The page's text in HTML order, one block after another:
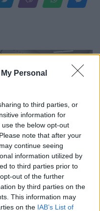
Personal
to third parties, or
information for
the below opt-out
note that after your
continue seeing
information utilized by
to third parties prior to
out of the further
by third parties on the
This information may
on the IAB’s List of
e virusit të Nilit
ngre
në Greqi